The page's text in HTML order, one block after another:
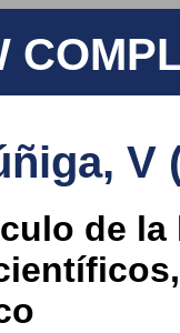
V
de